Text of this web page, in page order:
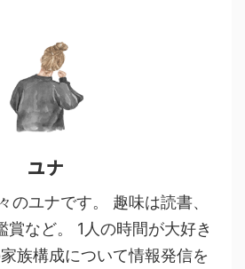
ユナ
のユナです。 趣味は読書、
賞など。 1人の時間が大好き
族構成について情報発信を